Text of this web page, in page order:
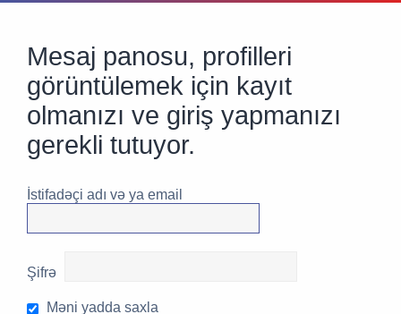
Mesaj panosu, profilleri
görüntülemek için kayıt
olmanızı ve giriş yapmanızı
gerekli tutuyor.
İstifadəçi adı və ya email
Şifrə
Məni yadda saxla